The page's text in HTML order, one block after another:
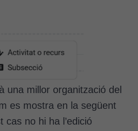
una millor organització del
es mostra en la següent
cas no hi ha l’edició